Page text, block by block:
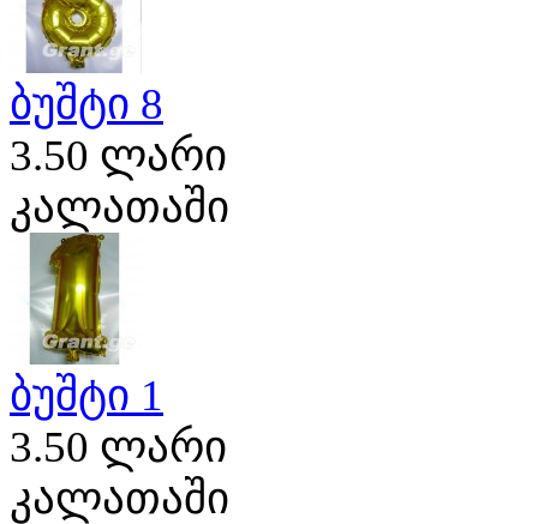
ბუშტი 8
3.50 ლარი
კალათაში
ბუშტი 1
3.50 ლარი
კალათაში